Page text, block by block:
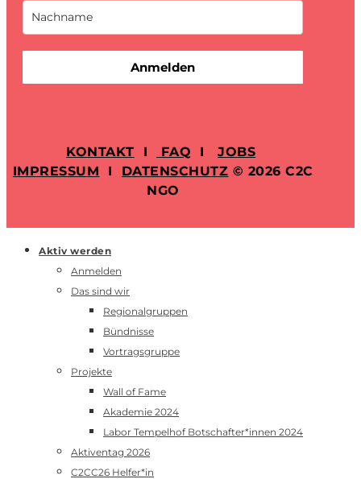
Anmelden
KONTAKT I FAQ IJOBS
IMPRESSUM I DATENSCHUTZ © 2026 C2C
NGO
Aktiv werden
Anmelden
Das sind wir
Regionalgruppen
Bündnisse
Vortragsgruppe
Projekte
Wall of Fame
Akademie 2024
Labor Tempelhof Botschafter*innen 2024
Aktiventag 2026
C2CC26 Helfer*in